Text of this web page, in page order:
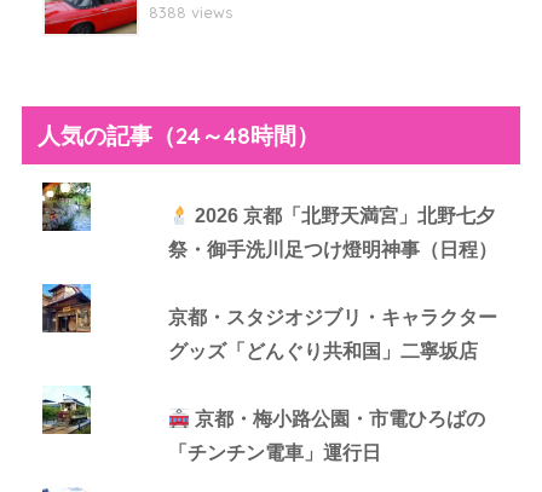
8388 views
人気の記事（24～48時間）
2026 京都「北野天満宮」北野七夕
祭・御手洗川足つけ燈明神事（日程）
京都・スタジオジブリ・キャラクター
グッズ「どんぐり共和国」二寧坂店
京都・梅小路公園・市電ひろばの
「チンチン電車」運行日